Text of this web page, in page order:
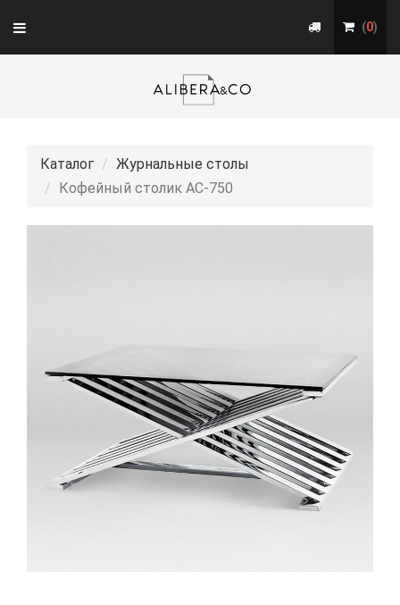
Toggle
navigation
(0)
Каталог
Журнальные столы
Кофейный столик АС-750